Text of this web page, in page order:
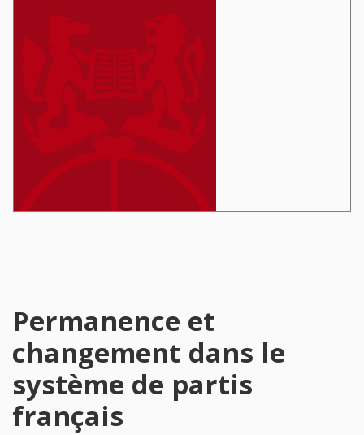
Permanence et
changement dans le
système de partis
français